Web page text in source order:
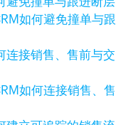
如何避免撞单与跟
如何连接销售、售